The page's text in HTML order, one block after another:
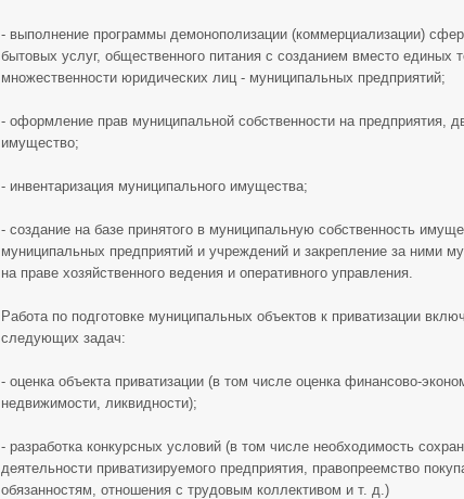
- выполнение программы демонополизации (коммерциализации)
бытовых услуг, общественного питания с созданием вместо единых
множественности юридических лиц - муниципальных предприятий;
- оформление прав муниципальной собственности на предприятия,
имущество;
- инвентаризация муниципального имущества;
- создание на базе принятого в муниципальную собственность
муниципальных предприятий и учреждений и закрепление за ними
на праве хозяйственного ведения и оперативного управления.
Работа по подготовке муниципальных объектов к приватизации
следующих задач:
- оценка объекта приватизации (в том числе оценка финансово-
недвижимости, ликвидности);
- разработка конкурсных условий (в том числе необходимость
деятельности приватизируемого предприятия, правопреемство
обязанностям, отношения с трудовым коллективом и т. д.)